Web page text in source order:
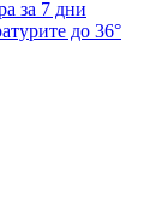
за 7 дни
до 36°